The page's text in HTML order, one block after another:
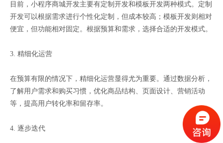
目前，小程序商城开发主要有定制开发和模板开发两种模式。定制
开发可以根据需求进行个性化定制，但成本较高；模板开发则相对
便宜，但功能相对固定。根据预算和需求，选择合适的开发模式。
3. 精细化运营
在预算有限的情况下，精细化运营显得尤为重要。通过数据分析，
了解用户需求和购买习惯，优化商品结构、页面设计、营销活动
等，提高用户转化率和留存率。
4. 逐步迭代